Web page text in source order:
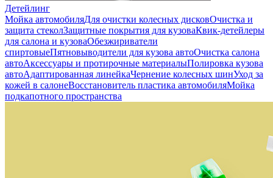
Детейлинг
Мойка автомобиляДля очистки колесных дисковОчистка и
защита стеколЗащитные покрытия для кузоваКвик-детейлеры
для салона и кузоваОбезжириватели
спиртовыеПятновыводители для кузова автоОчистка салона
автоАксессуары и протирочные материалыПолировка кузова
автоАдаптированная линейкаЧернение колесных шинУход за
кожей в салонеВосстановитель пластика автомобиляМойка
подкапотного пространства